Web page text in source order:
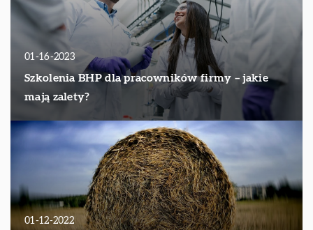
01-16-2023
Szkolenia BHP dla pracowników firmy – jakie
mają zalety?
01-12-2022